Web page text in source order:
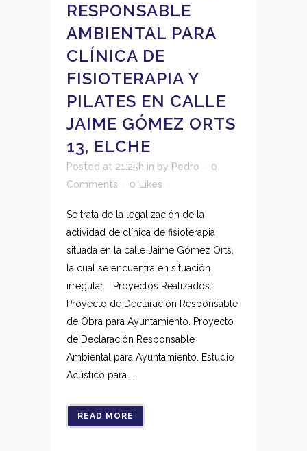
RESPONSABLE
AMBIENTAL PARA
CLÍNICA DE
FISIOTERAPIA Y
PILATES EN CALLE
JAIME GÓMEZ ORTS
13, ELCHE
Posted at 21:25h in by Pedro
0
Comments
0 Likes
Se trata de la legalización de la
actividad de clínica de fisioterapia
situada en la calle Jaime Gómez Orts,
la cual se encuentra en situación
irregular. Proyectos Realizados:
Proyecto de Declaración Responsable
de Obra para Ayuntamiento. Proyecto
de Declaración Responsable
Ambiental para Ayuntamiento. Estudio
Acústico para...
READ MORE